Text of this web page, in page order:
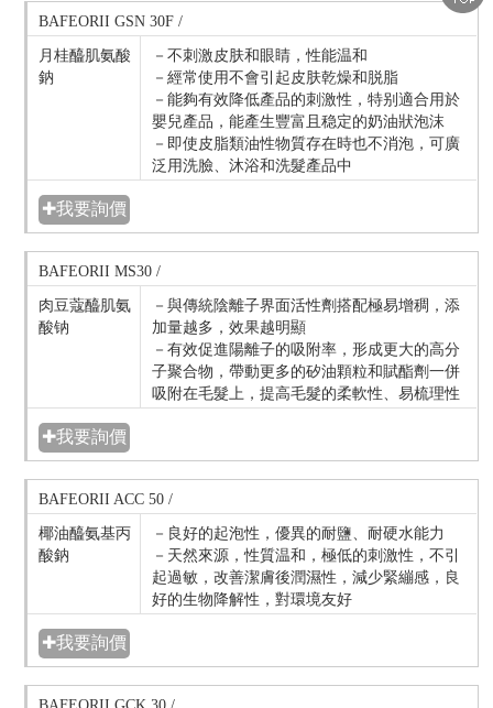
BAFEORII GSN 30F /
月桂醯肌氨酸
鈉
－不刺激皮肤和眼睛，性能温和
－經常使用不會引起皮肤乾燥和脱脂
－能夠有效降低產品的刺激性，特别適合用於
嬰兒產品，能產生豐富且稳定的奶油狀泡沫
－即使皮脂類油性物質存在時也不消泡，可廣
泛用洗臉、沐浴和洗髮產品中
✚我要詢價
BAFEORII MS30 /
肉豆蔻醯肌氨
酸钠
－與傳統陰離子界面活性劑搭配極易增稠，添
加量越多，效果越明顯
－有效促進陽離子的吸附率，形成更大的高分
子聚合物，帶動更多的矽油顆粒和賦酯劑一併
吸附在毛髮上，提高毛髮的柔軟性、易梳理性
✚我要詢價
BAFEORII ACC 50 /
椰油醯氨基丙
酸鈉
－良好的起泡性，優異的耐鹽、耐硬水能力
－天然來源，性質温和，極低的刺激性，不引
起過敏，改善潔膚後潤濕性，減少緊繃感，良
好的生物降解性，對環境友好
✚我要詢價